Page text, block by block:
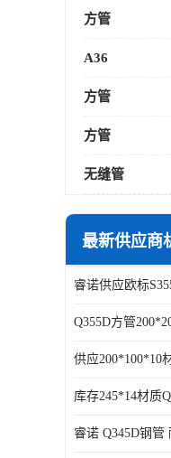
方管
A36
方管
方管
无缝管
最新供应商
Q355D方管